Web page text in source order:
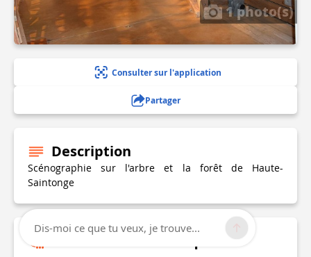
1 photo(s)
Consulter sur l'application
Partager
Description
Scénographie sur l'arbre et la forêt de Haute-
Saintonge
Informations techniques
Dis-moi ce que tu veux, je trouve...